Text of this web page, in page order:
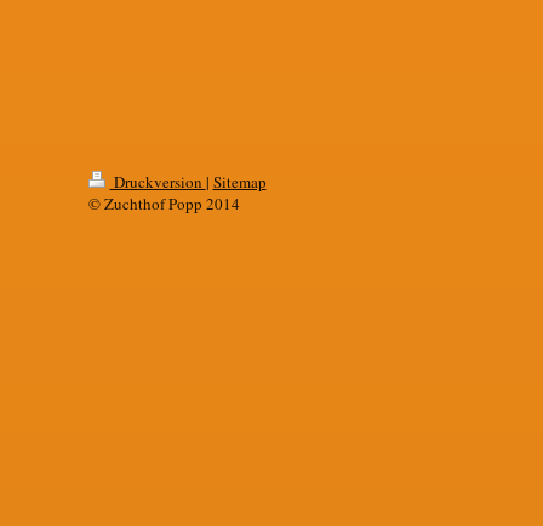
Druckversion | Sitemap
© Zuchthof Popp 2014